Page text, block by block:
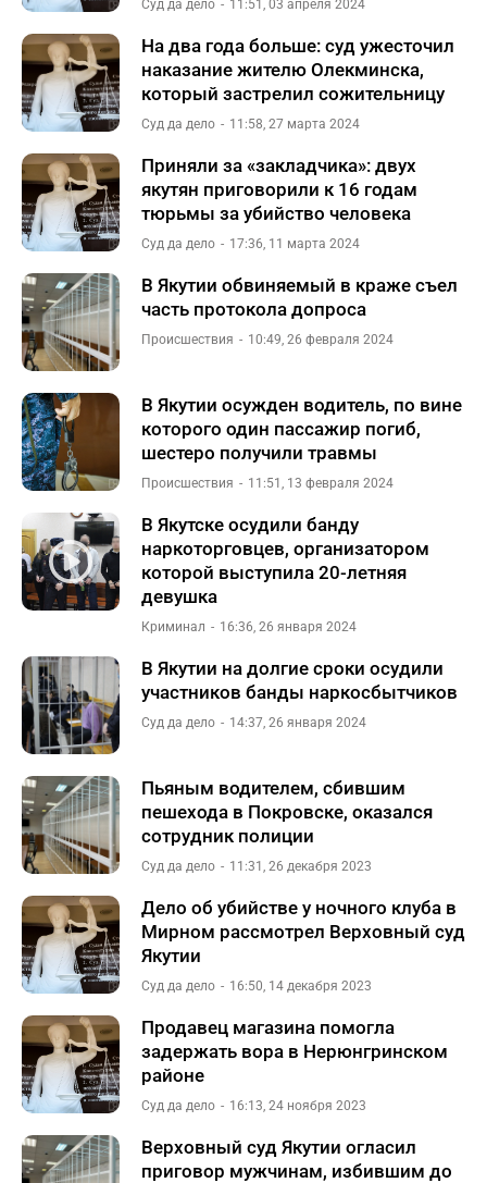
Суд да дело 11:51, 03 апреля 2024
На два года больше: суд ужесточил
наказание жителю Олекминска,
который застрелил сожительницу
Суд да дело 11:58, 27 марта 2024
Приняли за «закладчика»: двух
якутян приговорили к 16 годам
тюрьмы за убийство человека
Суд да дело 17:36, 11 марта 2024
В Якутии обвиняемый в краже съел
часть протокола допроса
Происшествия 10:49, 26 февраля 2024
В Якутии осужден водитель, по вине
которого один пассажир погиб,
шестеро получили травмы
Происшествия 11:51, 13 февраля 2024
В Якутске осудили банду
наркоторговцев, организатором
которой выступила 20-летняя
девушка
Криминал 16:36, 26 января 2024
В Якутии на долгие сроки осудили
участников банды наркосбытчиков
Суд да дело 14:37, 26 января 2024
Пьяным водителем, сбившим
пешехода в Покровске, оказался
сотрудник полиции
Суд да дело 11:31, 26 декабря 2023
Дело об убийстве у ночного клуба в
Мирном рассмотрел Верховный суд
Якутии
Суд да дело 16:50, 14 декабря 2023
Продавец магазина помогла
задержать вора в Нерюнгринском
районе
Суд да дело 16:13, 24 ноября 2023
Верховный суд Якутии огласил
приговор мужчинам, избившим до